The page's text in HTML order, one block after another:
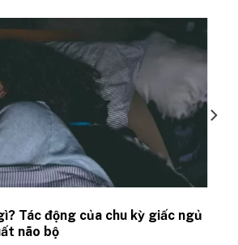
Tác động của chu kỳ giấc ngủ
não bộ